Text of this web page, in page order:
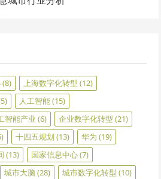
(8) 上海数字化转型 (12)
人工智能(15)
智能产业 (6) 企业数字化转型 (21)
十四五规划 (13) 华为 (19)
(13) 国家信息中心(7)
城市大脑 (28) 城市数字化转型 (10)